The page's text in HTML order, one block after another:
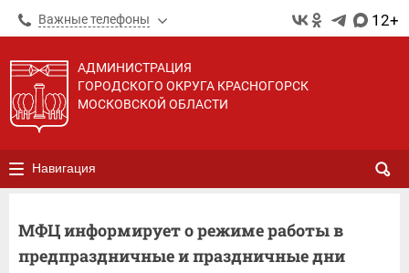
Важные телефоны 12+
АДМИНИСТРАЦИЯ
ГОРОДСКОГО ОКРУГА КРАСНОГОРСК
МОСКОВСКОЙ ОБЛАСТИ
Навигация
МФЦ информирует о режиме работы в
предпраздничные и праздничные дни